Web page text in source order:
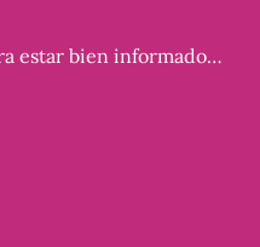
estar bien informado…